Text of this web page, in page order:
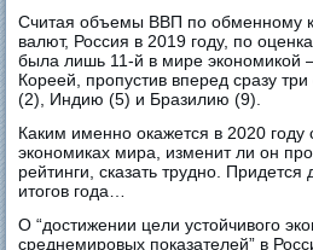
Считая объемы ВВП по обменному
валют, Россия в 2019 году, по
была лишь 11-й в мире
Кореей, пропустив вперед сразу
(2), Индию (5) и Бразилию (9).
Каким именно окажется в 2020 году
экономиках мира, изменит ли он
рейтинги, сказать трудно.
итогов года…
О “достижении цели устойчивого
среднемировых показателей” в